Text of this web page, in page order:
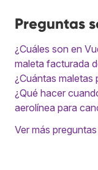
Preguntas
¿Cuáles son en
maleta facturada
¿Cuántas
¿Qué hacer
aerolínea para
Ver más